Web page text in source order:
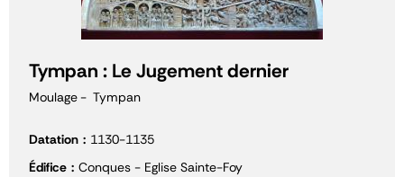
Tympan : Le Jugement dernier
Moulage Tympan
Datation
1130-1135
Édifice
Conques - Eglise Sainte-Foy